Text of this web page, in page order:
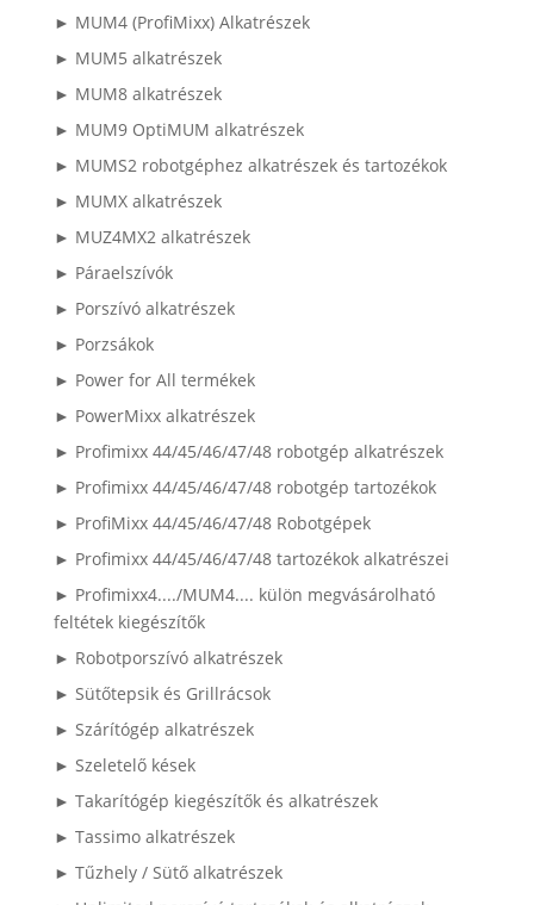
► MUM4 (ProfiMixx) Alkatrészek
► MUM5 alkatrészek
► MUM8 alkatrészek
► MUM9 OptiMUM alkatrészek
► MUMS2 robotgéphez alkatrészek és tartozékok
► MUMX alkatrészek
► MUZ4MX2 alkatrészek
► Páraelszívók
► Porszívó alkatrészek
► Porzsákok
► Power for All termékek
► PowerMixx alkatrészek
► Profimixx 44/45/46/47/48 robotgép alkatrészek
► Profimixx 44/45/46/47/48 robotgép tartozékok
► ProfiMixx 44/45/46/47/48 Robotgépek
► Profimixx 44/45/46/47/48 tartozékok alkatrészei
► Profimixx4..../MUM4.... külön megvásárolható
feltétek kiegészítők
► Robotporszívó alkatrészek
► Sütőtepsik és Grillrácsok
► Szárítógép alkatrészek
► Szeletelő kések
► Takarítógép kiegészítők és alkatrészek
► Tassimo alkatrészek
► Tűzhely / Sütő alkatrészek